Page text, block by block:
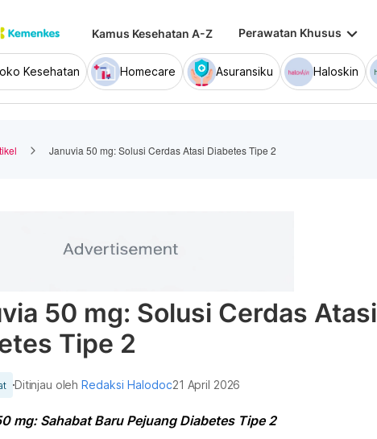
Kamus Kesehatan A-Z Perawatan Khusus keyboard_arrow_down
Kesehatan Homecare Asuransiku Haloskin
Januvia 50 mg: Solusi Cerdas Atasi Diabetes Tipe 2
50 mg: Solusi Cerdas Atasi
Tipe 2
Ditinjau olehRedaksi Halodoc21 April 2026
mg: Sahabat Baru Pejuang Diabetes Tipe 2